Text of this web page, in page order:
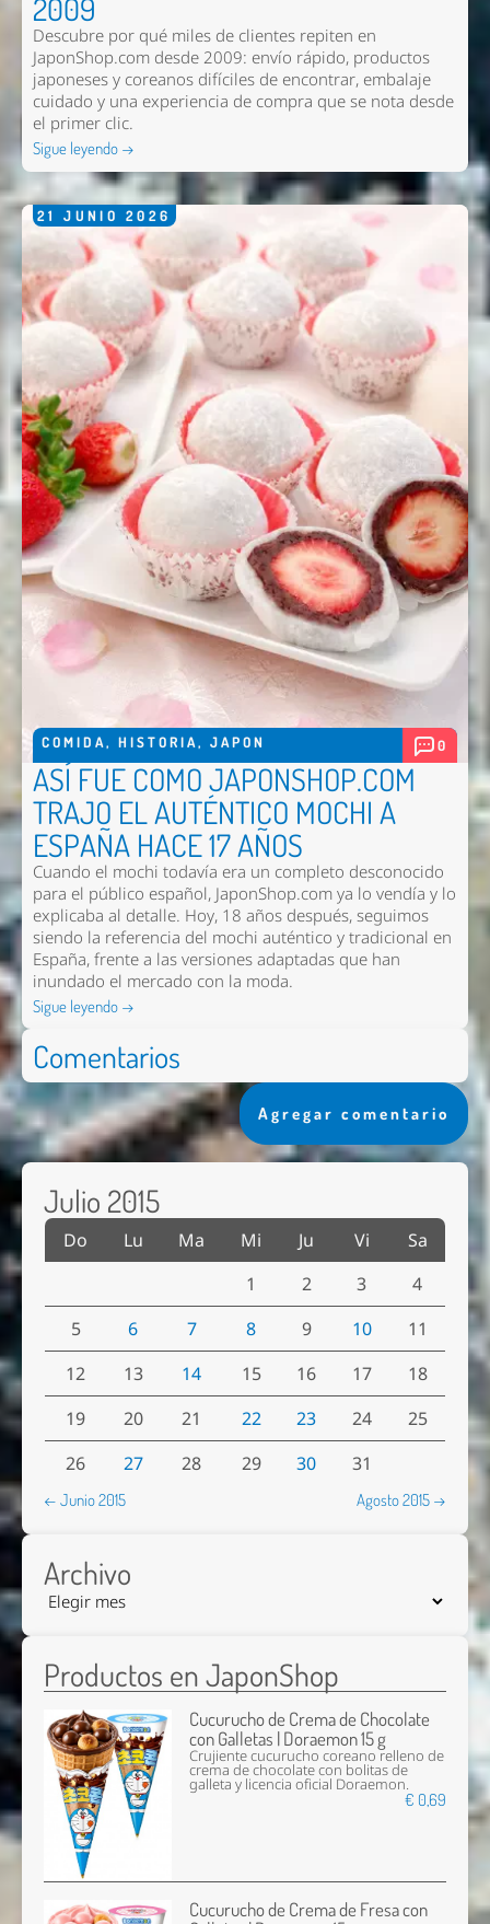
2009
Descubre por qué miles de clientes repiten en
JaponShop.com desde 2009: envío rápido, productos
japoneses y coreanos difíciles de encontrar, embalaje
cuidado y una experiencia de compra que se nota desde
el primer clic.
Sigue leyendo →
21 JUNIO 2026
COMIDA, HISTORIA, JAPON 0
ASÍ FUE COMO JAPONSHOP.COM
TRAJO EL AUTÉNTICO MOCHI A
ESPAÑA HACE 17 AÑOS
Cuando el mochi todavía era un completo desconocido
para el público español, JaponShop.com ya lo vendía y lo
explicaba al detalle. Hoy, 18 años después, seguimos
siendo la referencia del mochi auténtico y tradicional en
España, frente a las versiones adaptadas que han
inundado el mercado con la moda.
Sigue leyendo →
Comentarios
Agregar comentario
Julio 2015
Do Lu Ma Mi Ju Vi
Sa
1
2 3
4
5
6 7 8 9 10
11
12
13 14 15 16 17
18
19
20 21 22 23 24
25
26
27 28 29 30 31
← Junio 2015 Agosto 2015 →
Archivo
Productos en JaponShop
Cucurucho de Crema de Chocolate
con Galletas | Doraemon 15 g
Crujiente cucurucho coreano relleno de
crema de chocolate con bolitas de
galleta y licencia oficial Doraemon.
€ 0,69
Cucurucho de Crema de Fresa con
Nombre *
Email *
Comentario *
Enviar